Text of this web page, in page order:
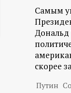
и
о
н
н
Самым
Дональд
скорее
Путин